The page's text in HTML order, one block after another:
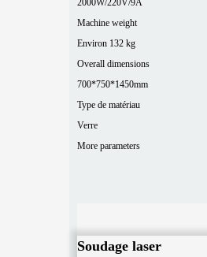
2000W/220V/9A
Machine weight
Environ 132 kg
Overall dimensions
700*750*1450mm
Type de matériau
Verre
More parameters
Soudage laser